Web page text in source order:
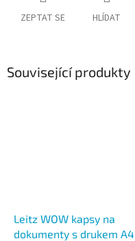
ZEPTAT SE HLÍDAT
Související produkty
Leitz WOW kapsy na
dokumenty s drukem A4,